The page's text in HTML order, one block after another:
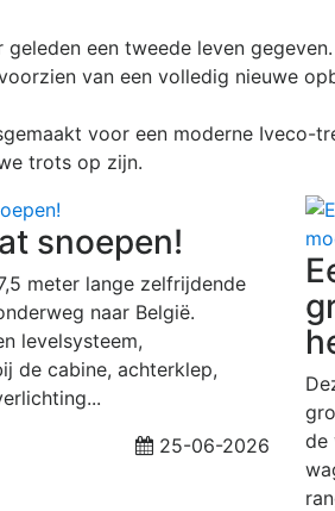
een tweede leven
van een volledig nieuwe
voor een moderne Iveco-
trots op zijn.
snoepen!
meter lange zelfrijdende
naar België.
levelsysteem,
de cabine, achterklep,
25-06-2026
de